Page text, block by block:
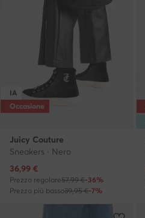
IA
Occasione
Juicy Couture
Sneakers · Nero
Prezzo attuale
36,99 €
Prezzo regolare57,99 €-36%
Prezzo più basso39,95 €-7%